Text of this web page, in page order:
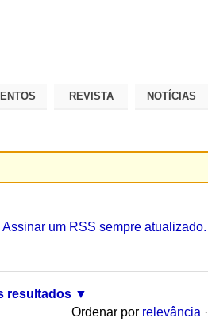
REVISTA NOTÍCIAS
Assinar um RSS sempre atualizado.
resultados
Ordenar por relevância ·